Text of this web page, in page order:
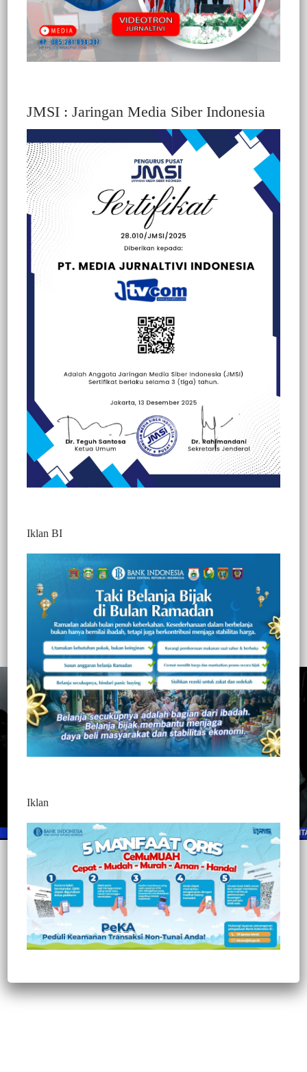
BERITA VIDEO : DIVONIS
MENINGGAL KARENA COVID-19,
KELUARGA PASIEN PROTES DEPAN
RUMAH SAKIT
Redaksi Jurnaltivi
0 Min Baca
Senin, 11 Januari 2021
348
Post Views: 348
JMSI : Jaringan Media Siber Indonesia
Iklan BI
Iklan